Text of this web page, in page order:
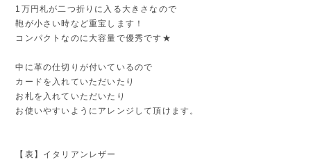
1万円札が二つ折りに入る大きさなので
鞄が小さい時など重宝します！
コンパクトなのに大容量で優秀です★
中に革の仕切りが付いているので
カードを入れていただいたり
お札を入れていただいたり
お使いやすいようにアレンジして頂けます。
【表】イタリアンレザー